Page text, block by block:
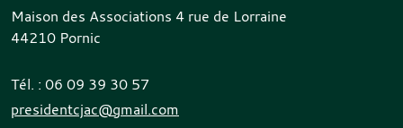
Maison des Associations 4 rue de Lorraine
44210 Pornic
Tél. : 06 09 39 30 57
presidentcjac@gmail.com